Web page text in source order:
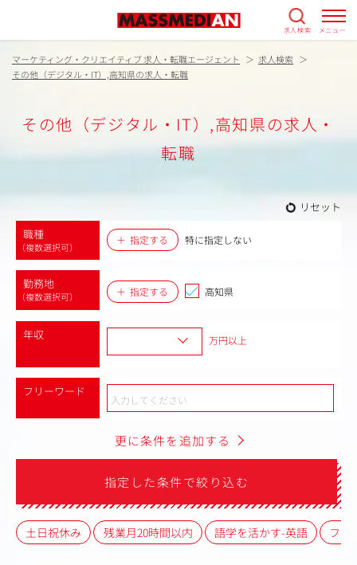
求人検索 メニュー
マーケティング・クリエイティブ 求人・転職エージェント
求人検索
その他（デジタル・IT）,高知県の求人・転職
その他（デジタル・IT）,高知県の求人・
転職
リセット
職種
（複数選択可）
指定する 特に指定しない
勤務地
（複数選択可） 指定する 高知県
年収 万円以上
フリーワード
更に条件を追加する
指定した条件で絞り込む
土日祝休み 残業月20時間以内 語学を活かす-英語 フレ